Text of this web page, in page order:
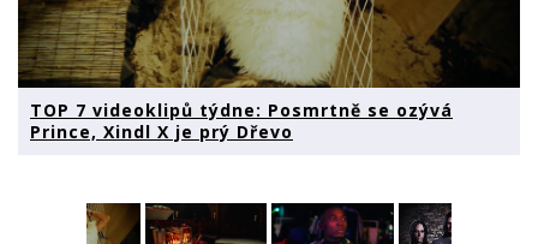
TOP 7 videoklipů týdne: Posmrtně se ozývá
Prince, Xindl X je prý Dřevo